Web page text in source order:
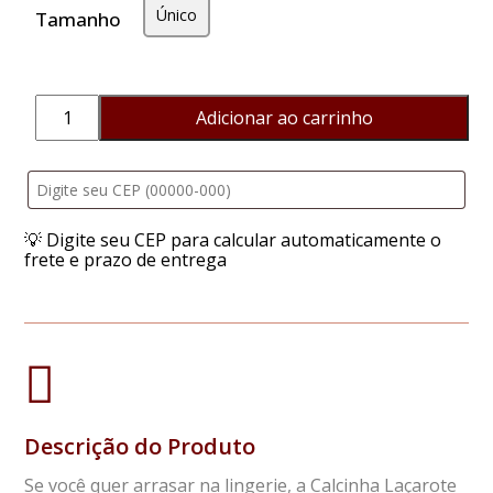
Tamanho Único
Calcinha
quantidade
Adicionar ao carrinho
💡 Digite seu CEP para calcular automaticamente o
frete e prazo de entrega
Descrição do Produto
Se você quer arrasar na lingerie, a Calcinha Laçarote